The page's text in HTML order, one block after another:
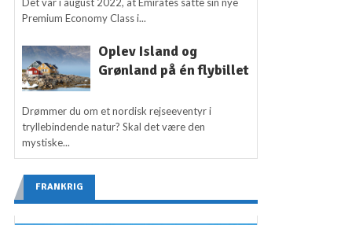
Det var i august 2022, at Emirates satte sin nye
Premium Economy Class i...
Oplev Island og
Grønland på én flybillet
Drømmer du om et nordisk rejseeventyr i
tryllebindende natur? Skal det være den
mystiske...
FRANKRIG